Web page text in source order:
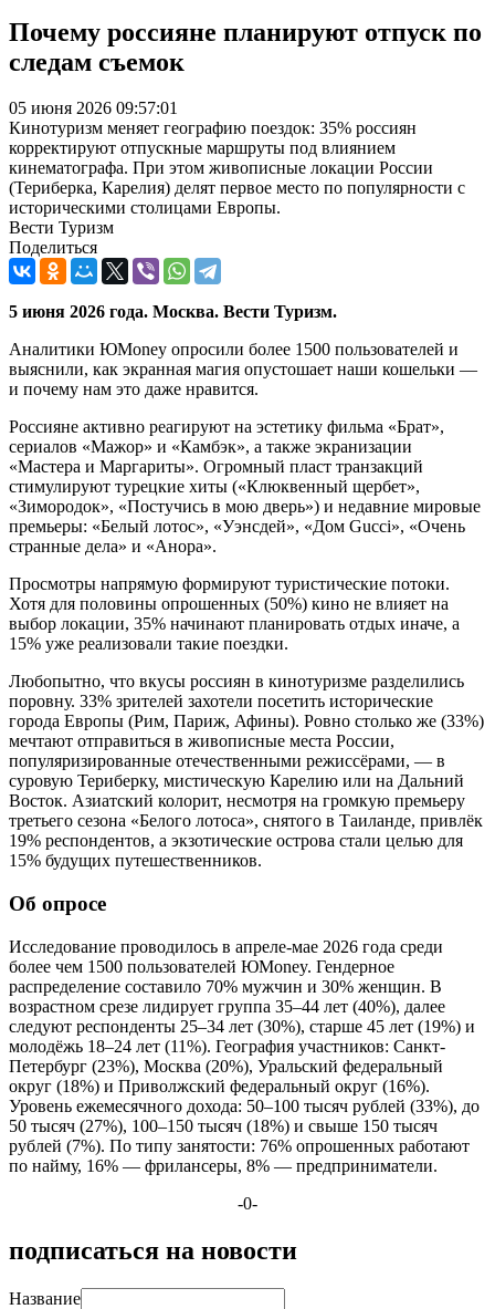
Почему россияне планируют отпуск по
следам съемок
05 июня 2026 09:57:01
Кинотуризм меняет географию поездок: 35% россиян
корректируют отпускные маршруты под влиянием
кинематографа. При этом живописные локации России
(Териберка, Карелия) делят первое место по популярности с
историческими столицами Европы.
Вести Туризм
Поделиться
5 июня 2026 года. Москва. Вести Туризм.
Аналитики ЮMoney опросили более 1500 пользователей и
выяснили, как экранная магия опустошает наши кошельки —
и почему нам это даже нравится.
Россияне активно реагируют на эстетику фильма «Брат»,
сериалов «Мажор» и «Камбэк», а также экранизации
«Мастера и Маргариты». Огромный пласт транзакций
стимулируют турецкие хиты («Клюквенный щербет»,
«Зимородок», «Постучись в мою дверь») и недавние мировые
премьеры: «Белый лотос», «Уэнсдей», «Дом Gucci», «Очень
странные дела» и «Анора».
Просмотры напрямую формируют туристические потоки.
Хотя для половины опрошенных (50%) кино не влияет на
выбор локации, 35% начинают планировать отдых иначе, а
15% уже реализовали такие поездки.
Любопытно, что вкусы россиян в кинотуризме разделились
поровну. 33% зрителей захотели посетить исторические
города Европы (Рим, Париж, Афины). Ровно столько же (33%)
мечтают отправиться в живописные места России,
популяризированные отечественными режиссёрами, — в
суровую Териберку, мистическую Карелию или на Дальний
Восток. Азиатский колорит, несмотря на громкую премьеру
третьего сезона «Белого лотоса», снятого в Таиланде, привлёк
19% респондентов, а экзотические острова стали целью для
15% будущих путешественников.
Об опросе
Исследование проводилось в апреле-мае 2026 года среди
более чем 1500 пользователей ЮMoney. Гендерное
распределение составило 70% мужчин и 30% женщин. В
возрастном срезе лидирует группа 35–44 лет (40%), далее
следуют респонденты 25–34 лет (30%), старше 45 лет (19%) и
молодёжь 18–24 лет (11%). География участников: Санкт-
Петербург (23%), Москва (20%), Уральский федеральный
округ (18%) и Приволжский федеральный округ (16%).
Уровень ежемесячного дохода: 50–100 тысяч рублей (33%), до
50 тысяч (27%), 100–150 тысяч (18%) и свыше 150 тысяч
рублей (7%). По типу занятости: 76% опрошенных работают
по найму, 16% — фрилансеры, 8% — предприниматели.
-0-
подписаться на новости
Название